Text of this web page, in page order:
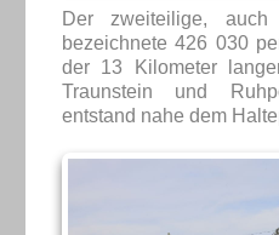
Der zweiteilige, auch
bezeichnete 426 030
der 13 Kilometer
Traunstein und
entstand nahe dem